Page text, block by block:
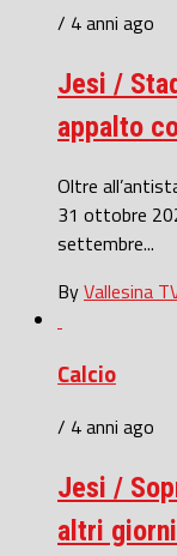
/ 4 anni ago
Jesi /
appalto
Oltre
31 ottobre
settembre...
ByVallesina
Calcio
/ 4 anni ago
Jesi /
altri